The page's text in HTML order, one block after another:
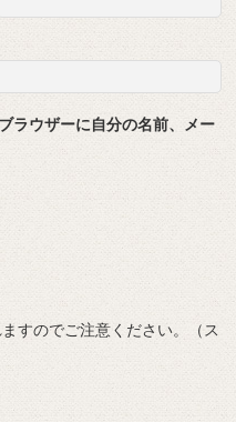
ラウザーに自分の名前、メー
すのでご注意ください。（ス